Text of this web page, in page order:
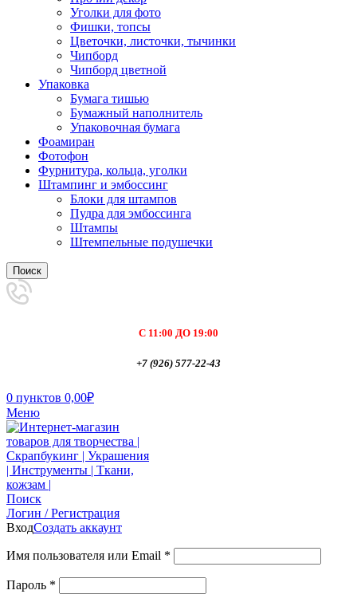
Уголки для фото
Фишки, топсы
Цветочки, листочки, тычинки
Чипборд
Чипборд цветной
Упаковка
Бумага тишью
Бумажный наполнитель
Упаковочная бумага
Фоамиран
Фотофон
Фурнитура, кольца, уголки
Штампинг и эмбоссинг
Блоки для штампов
Пудра для эмбоссинга
Штампы
Штемпельные подушечки
Поиск
С 11:00 ДО 19:00
+7 (926) 577-22-43
0 пунктов 0,00₽
Меню
Поиск
Логин / Регистрация
ВходСоздать аккаунт
Имя пользователя или Email *
Пароль *